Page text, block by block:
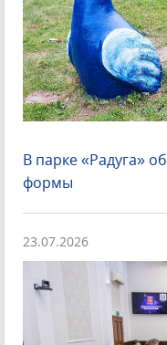
В парке «Радуга»
формы
23.07.2026